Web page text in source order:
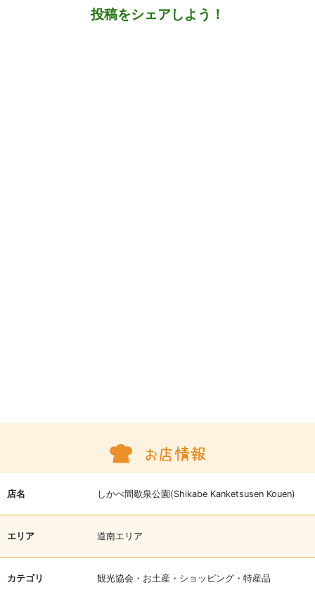
投稿をシェアしよう！
店名 しかべ間歇泉公園(Shikabe Kanketsusen Kouen)
エリア 道南エリア
カテゴリ 観光協会・お土産・ショッピング・特産品